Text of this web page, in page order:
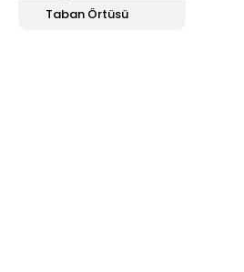
Taban Örtüsü